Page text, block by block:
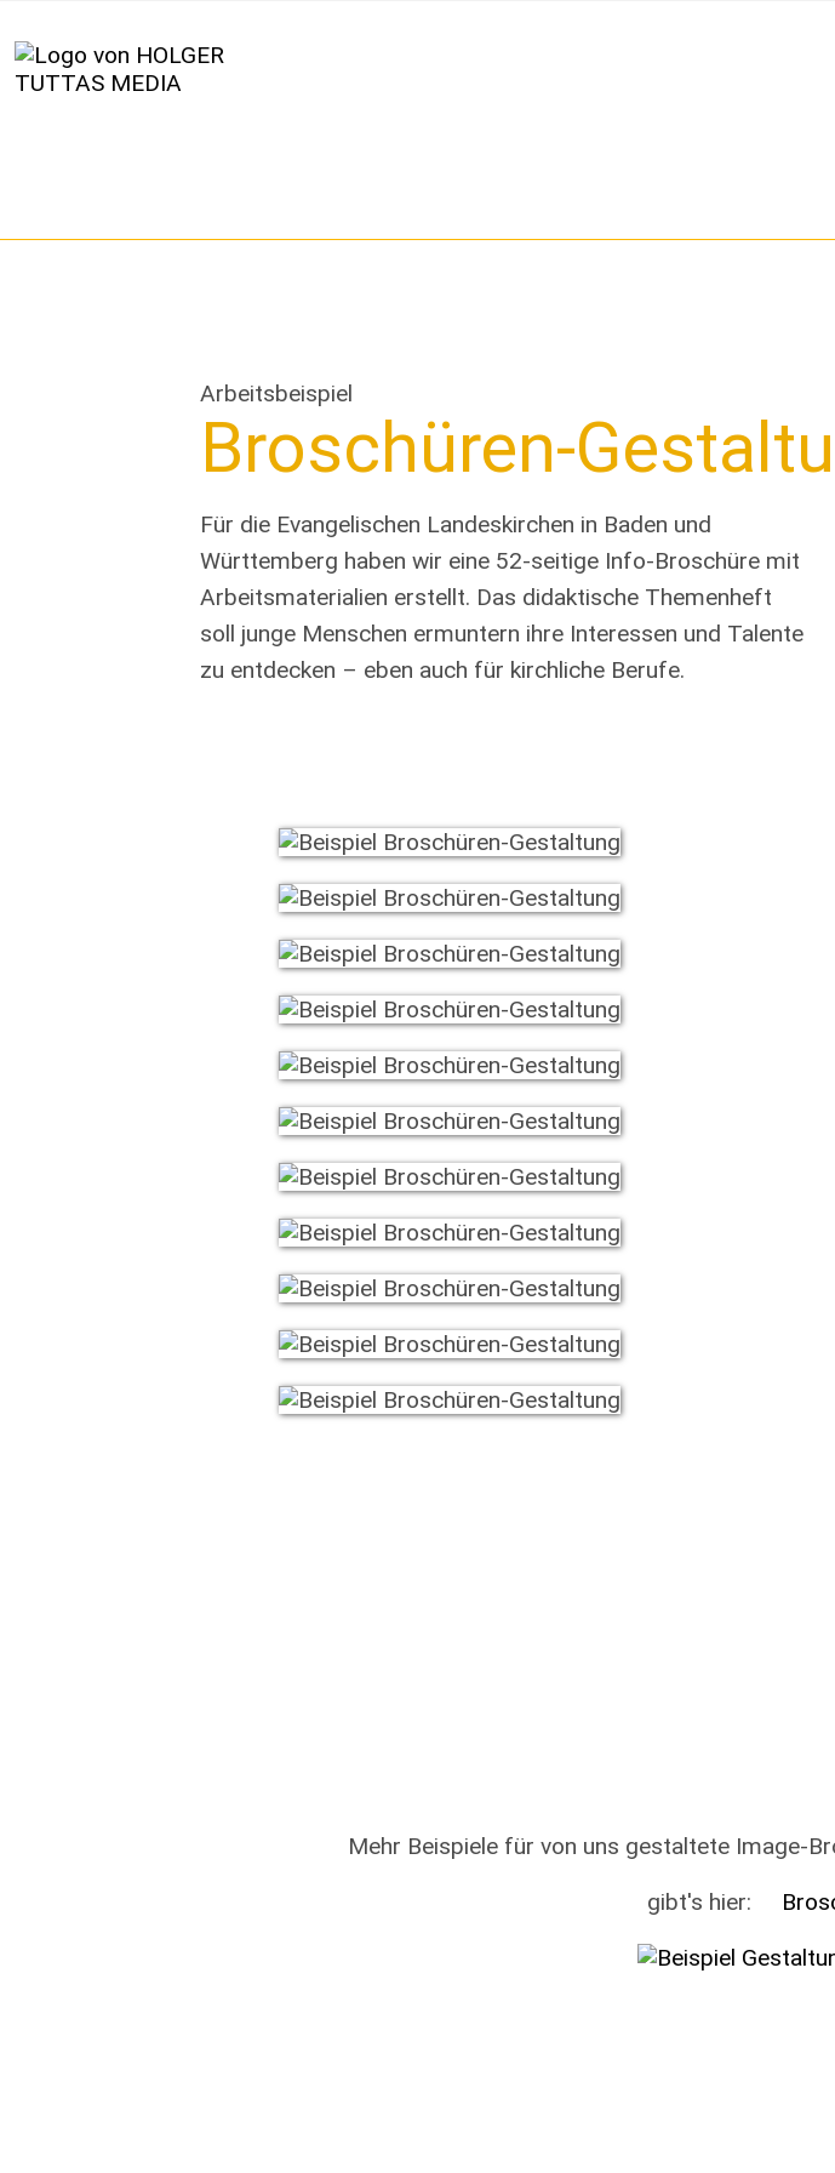
Arbeitsbeispiel
Broschüren-
Für die Evangelischen Landeskirchen in Baden und
Württemberg haben wir eine 52-seitige Info-Broschüre mit
Arbeitsmaterialien erstellt. Das didaktische Themenheft
soll junge Menschen ermuntern ihre Interessen und Talente
zu entdecken – eben auch für kirchliche Berufe.
Mehr Beispiele für von uns gestaltete Image-
gibt's hier: